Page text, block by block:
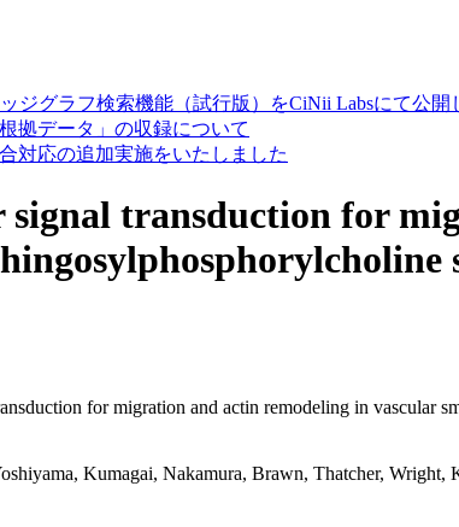
ッジグラフ検索機能（試行版）をCiNii Labsにて公開
拠データ」の収録について
対応の追加実施をいたしました
transduction for
for migration and actin remodeling in vascular
Kumagai, Nakamura, Brawn, Thatcher, Wright,